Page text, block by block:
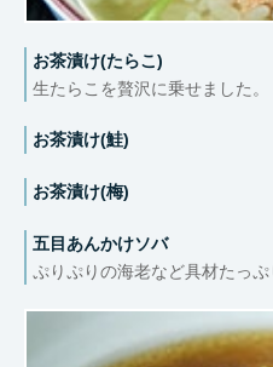
お茶漬け(たらこ)
生たらこを贅沢に乗せました。
お茶漬け(鮭)
お茶漬け(梅)
五目あんかけソバ
ぷりぷりの海老など具材たっぷ